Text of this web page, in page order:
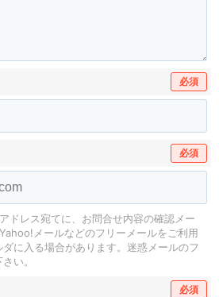
必須
必須
ドレス宛てに、お問合せ内容の確認メー
メールなどのフリーメールをご利用
に入る場合があります。 迷惑メールのフ
い。
必須